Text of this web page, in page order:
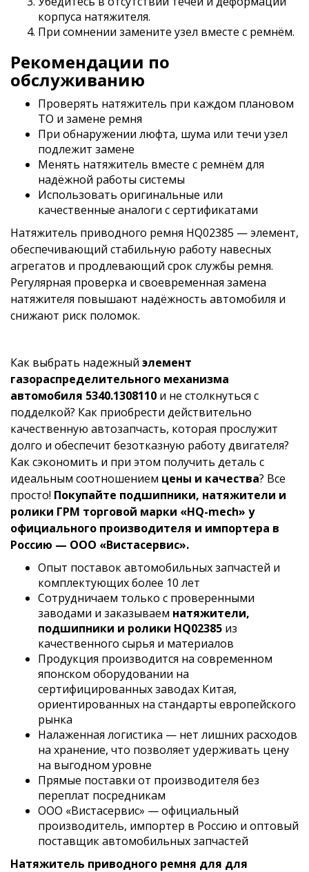
корпуса натяжителя.
При сомнении замените узел вместе с ремнём.
Рекомендации по
обслуживанию
Проверять натяжитель при каждом плановом
ТО и замене ремня
При обнаружении люфта, шума или течи узел
подлежит замене
Менять натяжитель вместе с ремнём для
надёжной работы системы
Использовать оригинальные или
качественные аналоги с сертификатами
Натяжитель приводного ремня HQ02385 — элемент,
обеспечивающий стабильную работу навесных
агрегатов и продлевающий срок службы ремня.
Регулярная проверка и своевременная замена
натяжителя повышают надёжность автомобиля и
снижают риск поломок.
Как выбрать надежный элемент
газораспределительного механизма
автомобиля 5340.1308110 и не столкнуться с
подделкой? Как приобрести действительно
качественную автозапчасть, которая прослужит
долго и обеспечит безотказную работу двигателя?
Как сэкономить и при этом получить деталь с
идеальным соотношением цены и качества? Все
просто! Покупайте подшипники, натяжители и
ролики ГРМ торговой марки «HQ-mech» у
официального производителя и импортера в
Россию — ООО «Вистасервис».
Опыт поставок автомобильных запчастей и
комплектующих более 10 лет
Сотрудничаем только с проверенными
заводами и заказываем натяжители,
подшипники и ролики HQ02385 из
качественного сырья и материалов
Продукция производится на современном
японском оборудовании на
сертифицированных заводах Китая,
ориентированных на стандарты европейского
рынка
Налаженная логистика — нет лишних расходов
на хранение, что позволяет удерживать цену
на выгодном уровне
Прямые поставки от производителя без
переплат посредникам
ООО «Вистасервис» — официальный
производитель, импортер в Россию и оптовый
поставщик автомобильных запчастей
Натяжитель приводного ремня для для